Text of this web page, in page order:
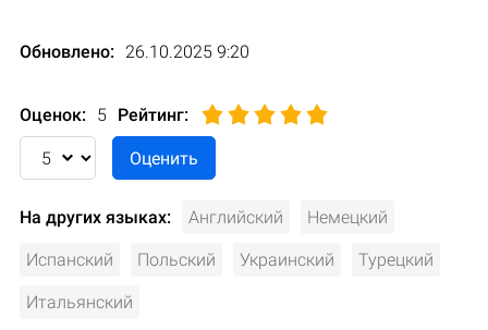
Обновлено: 26.10.2025 9:20
Оценок: 5 Рейтинг:
На других языках: Английский Немецкий
Испанский Польский Украинский Турецкий
Итальянский